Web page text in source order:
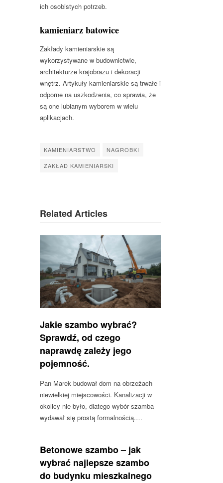
ich osobistych potrzeb.
kamieniarz batowice
Zakłady kamieniarskie są
wykorzystywane w budownictwie,
architekturze krajobrazu i dekoracji
wnętrz. Artykuły kamieniarskie są trwałe i
odporne na uszkodzenia, co sprawia, że
są one lubianym wyborem w wielu
aplikacjach.
KAMIENIARSTWO
NAGROBKI
ZAKŁAD KAMIENIARSKI
Related Articles
Jakie szambo wybrać?
Sprawdź, od czego
naprawdę zależy jego
pojemność.
Pan Marek budował dom na obrzeżach
niewielkiej miejscowości. Kanalizacji w
okolicy nie było, dlatego wybór szamba
wydawał się prostą formalnością.…
Betonowe szambo – jak
wybrać najlepsze szambo
do budynku mieszkalnego